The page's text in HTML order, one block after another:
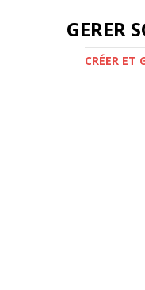
GERER
CRÉER ET